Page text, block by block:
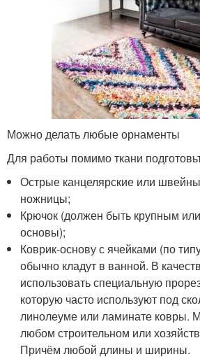
Можно делать любые орнаменты
Для работы помимо ткани
Острые канцелярские или
ножницы;
Крючок (должен быть крупным
основы);
Коврик-основу с ячейками (по
обычно кладут в ванной. В
использовать специальную
которую часто используют под
линолеуме или ламинате ковры.
любом строительном или
Причём любой длины и ширины.